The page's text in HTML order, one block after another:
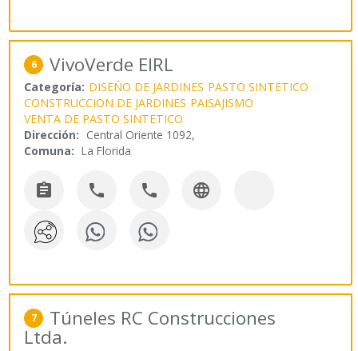
6 VivoVerde EIRL
Categoría: DISEÑO DE JARDINES PASTO SINTETICO
CONSTRUCCION DE JARDINES PAISAJISMO
VENTA DE PASTO SINTETICO
Dirección: Central Oriente 1092,
Comuna: La Florida
   
7 Túneles RC Construcciones
Ltda.